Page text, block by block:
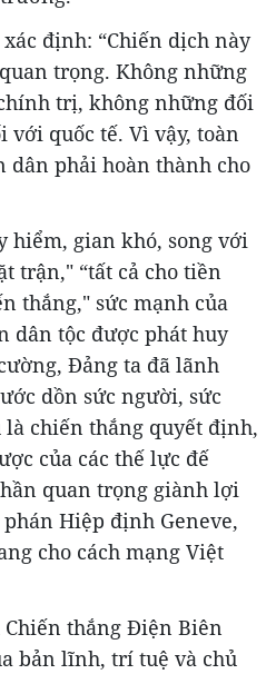
định: “Chiến dịch này
trọng. Không những
trị, không những đối
quốc tế. Vì vậy, toàn
dân phải hoàn thành cho
hiểm, gian khó, song với
trận," “tất cả cho tiền
thắng," sức mạnh của
dân tộc được phát huy
Đảng ta đã lãnh
dồn sức người, sức
chiến thắng quyết định,
của các thế lực đế
quan trọng giành lợi
Hiệp định Geneve,
cho cách mạng Việt
thắng Điện Biên
bản lĩnh, trí tuệ và chủ